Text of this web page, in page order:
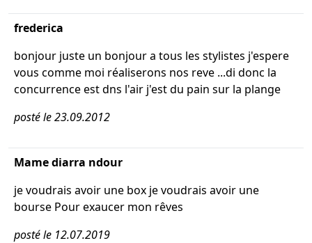
frederica
bonjour juste un bonjour a tous les stylistes j'espere
vous comme moi réaliserons nos reve ...di donc la
concurrence est dns l'air j'est du pain sur la plange
posté le 23.09.2012
Mame diarra ndour
je voudrais avoir une box je voudrais avoir une
bourse Pour exaucer mon rêves
posté le 12.07.2019